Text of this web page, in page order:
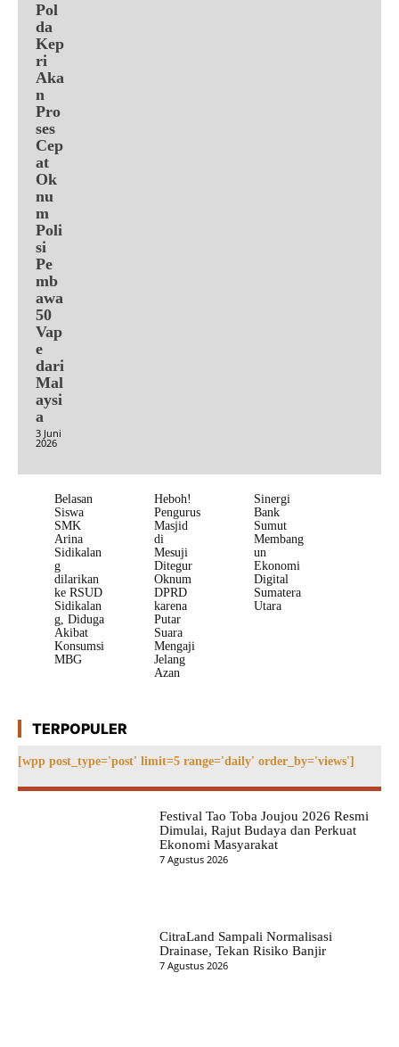
Pol
da
Kep
ri
Aka
n
Pro
ses
Cep
at
Ok
nu
m
Poli
si
Pe
mb
awa
50
Vap
e
dari
Mal
aysi
a
3 Juni
2026
Belasan
Siswa
SMK
Arina
Sidikalan
g
dilarikan
ke RSUD
Sidikalan
g, Diduga
Akibat
Konsumsi
MBG
Heboh!
Pengurus
Masjid
di
Mesuji
Ditegur
Oknum
DPRD
karena
Putar
Suara
Mengaji
Jelang
Azan
Sinergi
Bank
Sumut
Membang
un
Ekonomi
Digital
Sumatera
Utara
TERPOPULER
[wpp post_type='post' limit=5 range='daily' order_by='views']
Festival Tao Toba Joujou 2026 Resmi
Dimulai, Rajut Budaya dan Perkuat
Ekonomi Masyarakat
7 Agustus 2026
CitraLand Sampali Normalisasi
Drainase, Tekan Risiko Banjir
7 Agustus 2026